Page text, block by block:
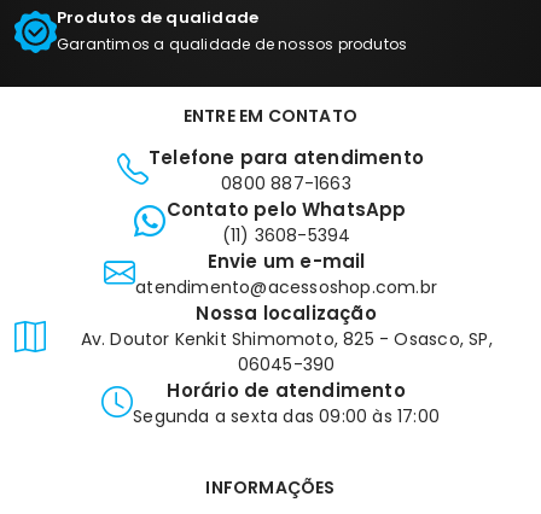
Produtos de qualidade
Garantimos a qualidade de nossos produtos
ENTRE EM CONTATO
Telefone para atendimento
0800 887-1663
Contato pelo WhatsApp
(11) 3608-5394
Envie um e-mail
atendimento@acessoshop.com.br
Nossa localização
Av. Doutor Kenkit Shimomoto, 825 - Osasco, SP,
06045-390
Horário de atendimento
Segunda a sexta das 09:00 às 17:00
INFORMAÇÕES